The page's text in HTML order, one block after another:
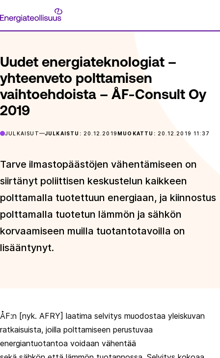
suoraan
Energiateollisuus
ETUSIVU
Uudet energiateknologiat –
yhteenveto polttamisen
vaihtoehdoista – ÅF-Consult Oy
2019
JULKAISUT JULKAISTU: 20.12.2019 MUOKATTU: 20.12.2019 11:37
Tarve ilmastopäästöjen vähentämiseen on
siirtänyt poliittisen keskustelun kaikkeen
polttamalla tuotettuun energiaan, ja kiinnostus
polttamalla tuotetun lämmön ja sähkön
korvaamiseen muilla tuotantotavoilla on
lisääntynyt.
ÅF:n [nyk. AFRY] laatima selvitys muodostaa yleiskuvan
ratkaisuista, joilla polttamiseen perustuvaa
energiantuotantoa voidaan vähentää